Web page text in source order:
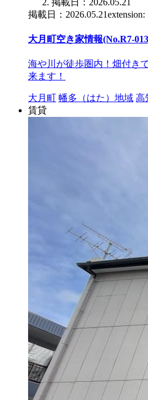
掲載日：2026.05.21extension:
大月町空き家情報(No.R7-
海や川が徒歩圏内！畑付き
来ます！
大月町 幡多（はた）地域 高
賃貸